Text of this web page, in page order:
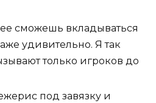
сможешь вкладываться
удивительно. Я так
только игроков до
под завязку и